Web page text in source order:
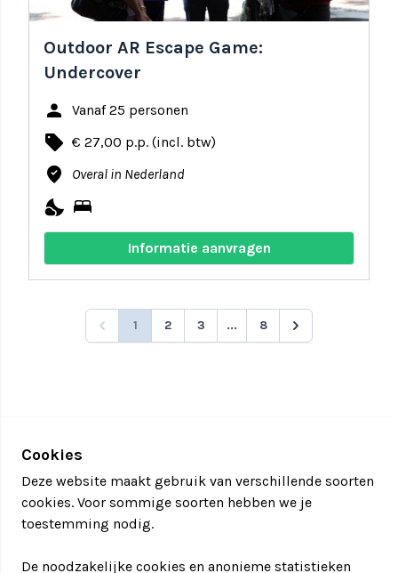
Outdoor AR Escape Game:
Undercover
person Vanaf 25 personen
local_offer € 27,00 p.p. (incl. btw)
where_to_vote Overal in Nederland
nights_stay bed
Informatie aanvragen
1 2 3 ... 8
Cookies
Deze website maakt gebruik van verschillende soorten
cookies. Voor sommige soorten hebben we je
toestemming nodig.
De noodzakelijke cookies en anonieme statistieken